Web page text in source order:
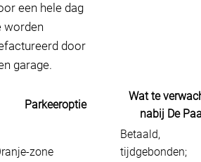
een hele dag
worden
door
garage.
Parkeeroptie
Wat te
nabij De
zone
Betaald,
tijdgebonden;